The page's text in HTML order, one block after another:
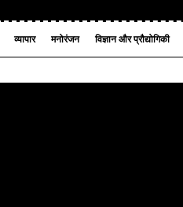
व्यापार मनोरंजन विज्ञान और प्रौद्योगिकी